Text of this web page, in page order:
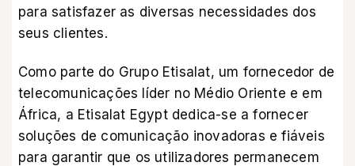
para satisfazer as diversas necessidades dos
seus clientes.
Como parte do Grupo Etisalat, um fornecedor de
telecomunicações líder no Médio Oriente e em
África, a Etisalat Egypt dedica-se a fornecer
soluções de comunicação inovadoras e fiáveis
para garantir que os utilizadores permanecem